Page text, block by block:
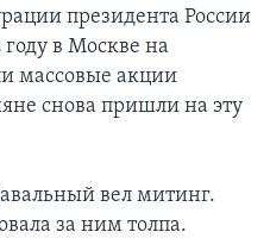
президента России
в Москве на
массовые акции
снова пришли на эту
вел митинг.
за ним толпа.